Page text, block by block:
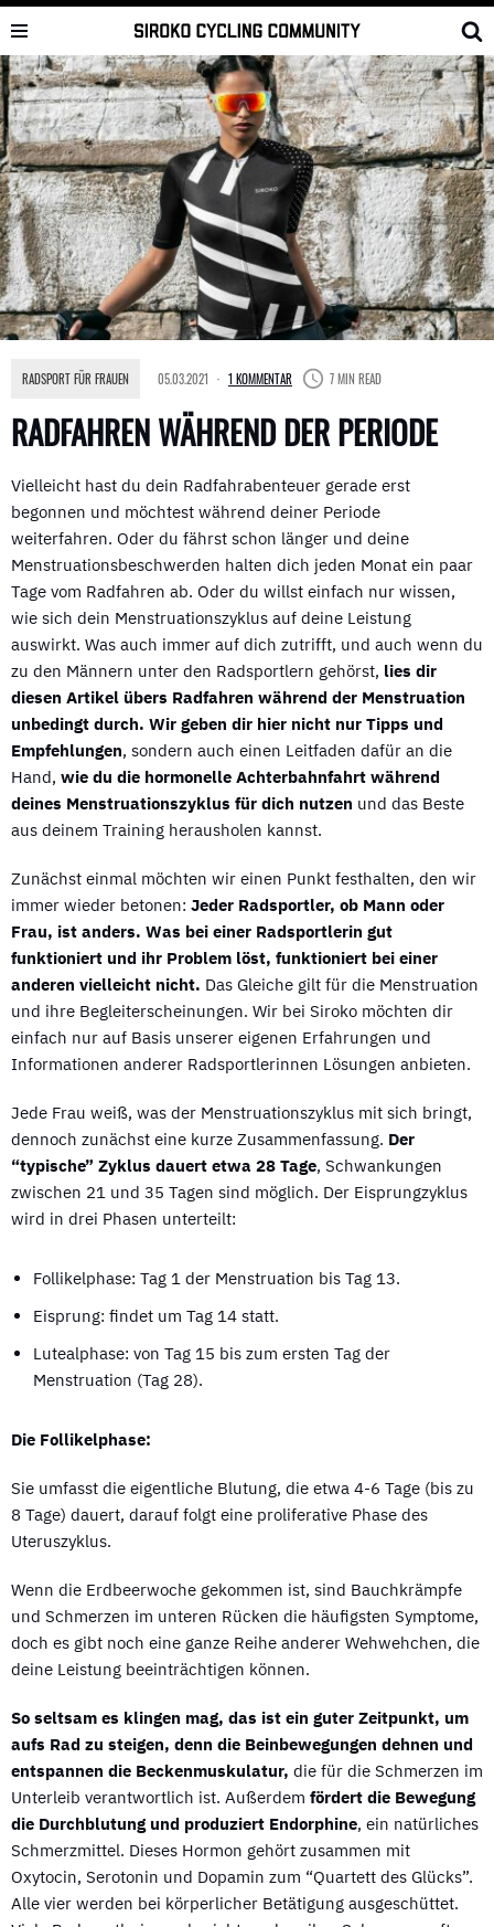
Skip
to
content
RADFAHREN WÄHREND DER PERIODE
RADSPORT FÜR FRAUEN 05.03.2021 1 KOMMENTAR 7 MIN READ
Vielleicht hast du dein Radfahrabenteuer gerade erst
begonnen und möchtest während deiner Periode
weiterfahren. Oder du fährst schon länger und deine
Menstruationsbeschwerden halten dich jeden Monat ein paar
Tage vom Radfahren ab. Oder du willst einfach nur wissen,
wie sich dein Menstruationszyklus auf deine Leistung
auswirkt. Was auch immer auf dich zutrifft, und auch wenn du
zu den Männern unter den Radsportlern gehörst, lies dir
diesen Artikel übers Radfahren während der Menstruation
unbedingt durch. Wir geben dir hier nicht nur Tipps und
Empfehlungen, sondern auch einen Leitfaden dafür an die
Hand, wie du die hormonelle Achterbahnfahrt während
deines Menstruationszyklus für dich nutzen und das Beste
aus deinem Training herausholen kannst.
Zunächst einmal möchten wir einen Punkt festhalten, den wir
immer wieder betonen: Jeder Radsportler, ob Mann oder
Frau, ist anders. Was bei einer Radsportlerin gut
funktioniert und ihr Problem löst, funktioniert bei einer
anderen vielleicht nicht. Das Gleiche gilt für die Menstruation
und ihre Begleiterscheinungen. Wir bei Siroko möchten dir
einfach nur auf Basis unserer eigenen Erfahrungen und
Informationen anderer Radsportlerinnen Lösungen anbieten.
Jede Frau weiß, was der Menstruationszyklus mit sich bringt,
dennoch zunächst eine kurze Zusammenfassung. Der
“typische” Zyklus dauert etwa 28 Tage, Schwankungen
zwischen 21 und 35 Tagen sind möglich. Der Eisprungzyklus
wird in drei Phasen unterteilt:
Follikelphase: Tag 1 der Menstruation bis Tag 13.
Eisprung: findet um Tag 14 statt.
Lutealphase: von Tag 15 bis zum ersten Tag der
Menstruation (Tag 28).
Die Follikelphase:
Sie umfasst die eigentliche Blutung, die etwa 4-6 Tage (bis zu
8 Tage) dauert, darauf folgt eine proliferative Phase des
Uteruszyklus.
Wenn die Erdbeerwoche gekommen ist, sind Bauchkrämpfe
und Schmerzen im unteren Rücken die häufigsten Symptome,
doch es gibt noch eine ganze Reihe anderer Wehwehchen, die
deine Leistung beeinträchtigen können.
So seltsam es klingen mag, das ist ein guter Zeitpunkt, um
aufs Rad zu steigen, denn die Beinbewegungen dehnen und
entspannen die Beckenmuskulatur, die für die Schmerzen im
Unterleib verantwortlich ist. Außerdem fördert die Bewegung
die Durchblutung und produziert Endorphine, ein natürliches
Schmerzmittel. Dieses Hormon gehört zusammen mit
Oxytocin, Serotonin und Dopamin zum “Quartett des Glücks”.
Alle vier werden bei körperlicher Betätigung ausgeschüttet.